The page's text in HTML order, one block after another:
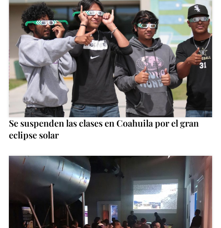
Se suspenden las clases en Coahuila por el gran
eclipse solar